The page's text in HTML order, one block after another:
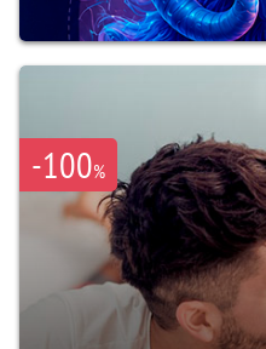
-100%